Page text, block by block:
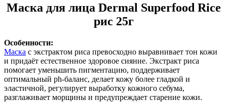
Маска для лица Dermal Superfood Rice
рис 25г
Особенности:
Маска с экстрактом риса превосходно выравнивает тон кожи
и придаёт естественное здоровое сияние. Экстракт риса
помогает уменьшить пигментацию, поддерживает
оптимальный ph-баланс, делает кожу более гладкой и
эластичной, регулирует выработку кожного себума,
разглаживает морщины и предупреждает старение кожи.